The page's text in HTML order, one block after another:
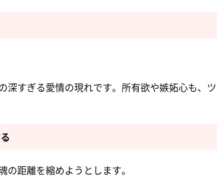
すぎる愛情の現れです。所有欲や嫉妬心も、ツ
距離を縮めようとします。